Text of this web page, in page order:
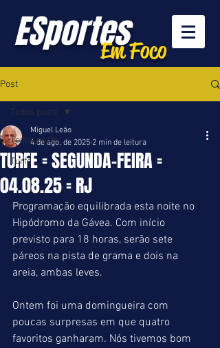
ESportesEm Foco
Post
Todos posts
Turfe
Todos posts
TURFE = SEGUNDA-FEIRA =
04.08.25 = RJ
Miguel Leão
4 de ago. de 2025 2 min de leitura
Programação equilibrada esta noite no
Hipódromo da Gávea. Com início
previsto para 18 horas, serão sete
páreos na pista de grama e dois na
areia, ambas leves.
Ontem foi uma domingueira com
poucas surpresas em que quatro
favoritos ganharam. Nós tivemos bom